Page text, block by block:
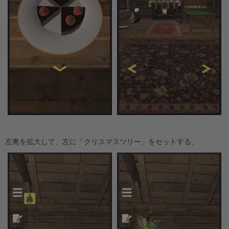
左奥を拡大して、左に「クリスマスツリー」をセットする。